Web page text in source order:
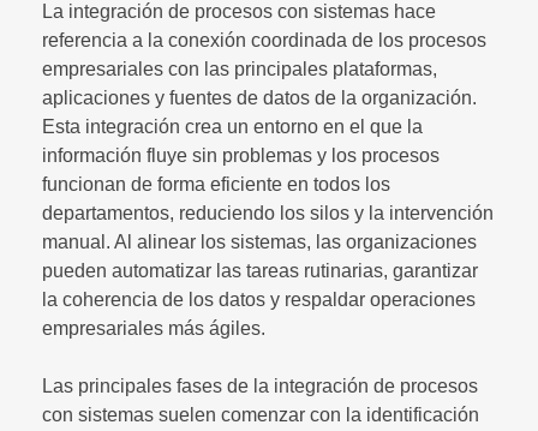
La integración de procesos con sistemas hace
referencia a la conexión coordinada de los procesos
empresariales con las principales plataformas,
aplicaciones y fuentes de datos de la organización.
Esta integración crea un entorno en el que la
información fluye sin problemas y los procesos
funcionan de forma eficiente en todos los
departamentos, reduciendo los silos y la intervención
manual. Al alinear los sistemas, las organizaciones
pueden automatizar las tareas rutinarias, garantizar
la coherencia de los datos y respaldar operaciones
empresariales más ágiles.
Las principales fases de la integración de procesos
con sistemas suelen comenzar con la identificación